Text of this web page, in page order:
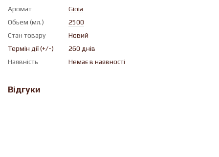
Аромат
Gioia
Обьем (мл.)
2500
Стан товару
Новий
Термін дії (+/-)
260 днів
Наявність
Немає в наявності
Відгуки